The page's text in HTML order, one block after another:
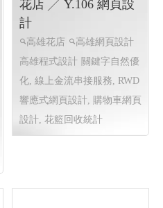
BabyHouse ╱ 網頁設計
Y.107
玩具出租 嬰兒車出租 安全
座椅出租 安全座椅清理
高
雄網頁設計 高雄購物網站